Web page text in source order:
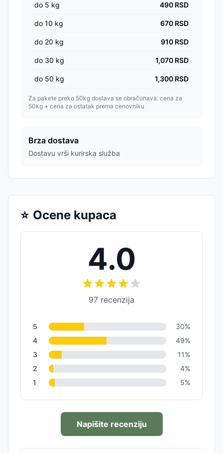
do 5 kg 490 RSD
do 10 kg 670 RSD
do 20 kg 910 RSD
do 30 kg 1,070 RSD
do 50 kg 1,300 RSD
Za pakete preko 50kg dostava se obračunava: cena za
50kg + cena za ostatak prema cenovniku
Brza dostava
Dostavu vrši kurirska služba
⭐ Ocene kupaca
4.0
97 recenzija
5 30%
4
49%
3
11%
2
4%
1
5%
Napišite recenziju